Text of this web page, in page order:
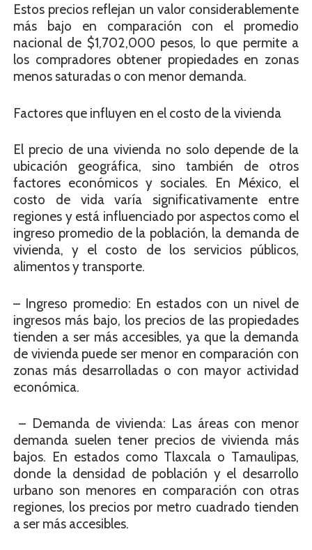
Estos precios reflejan un valor considerablemente
más bajo en comparación con el promedio
nacional de $1,702,000 pesos, lo que permite a
los compradores obtener propiedades en zonas
menos saturadas o con menor demanda.
Factores que influyen en el costo de la vivienda
El precio de una vivienda no solo depende de la
ubicación geográfica, sino también de otros
factores económicos y sociales. En México, el
costo de vida varía significativamente entre
regiones y está influenciado por aspectos como el
ingreso promedio de la población, la demanda de
vivienda, y el costo de los servicios públicos,
alimentos y transporte.
– Ingreso promedio: En estados con un nivel de
ingresos más bajo, los precios de las propiedades
tienden a ser más accesibles, ya que la demanda
de vivienda puede ser menor en comparación con
zonas más desarrolladas o con mayor actividad
económica.
– Demanda de vivienda: Las áreas con menor
demanda suelen tener precios de vivienda más
bajos. En estados como Tlaxcala o Tamaulipas,
donde la densidad de población y el desarrollo
urbano son menores en comparación con otras
regiones, los precios por metro cuadrado tienden
a ser más accesibles.